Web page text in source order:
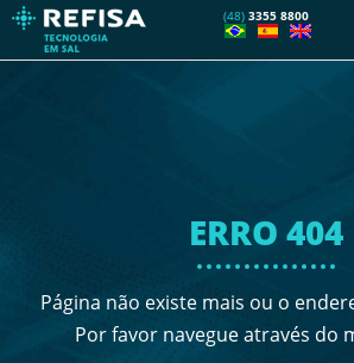
(48) 3355 8800
ERRO 404
Página não existe mais ou o
Por favor navegue através do